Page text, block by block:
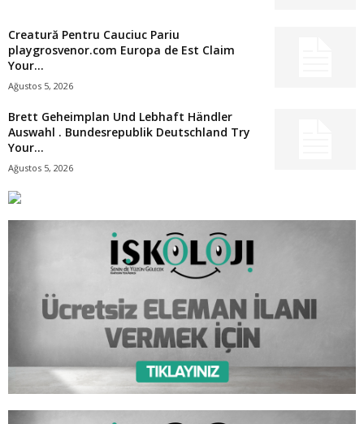
Creatură Pentru Cauciuc Pariu
playgrosvenor.com Europa de Est Claim
Your...
Ağustos 5, 2026
Brett Geheimplan Und Lebhaft Händler
Auswahl . Bundesrepublik Deutschland Try
Your...
Ağustos 5, 2026